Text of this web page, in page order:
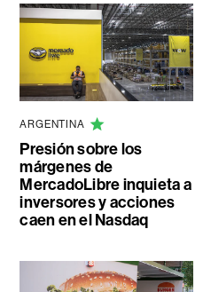
ARGENTINA
Presión sobre los
márgenes de
MercadoLibre inquieta a
inversores y acciones
caen en el Nasdaq